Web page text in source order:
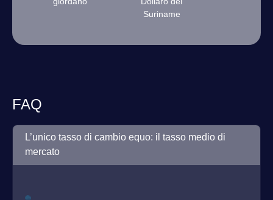
Suriname
FAQ
L’unico tasso di cambio equo: il tasso medio di
mercato